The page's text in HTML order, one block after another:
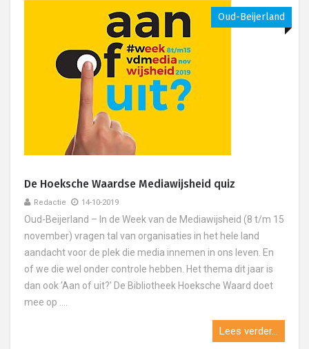
Oud-Beijerland
De Hoeksche Waardse Mediawijsheid quiz
Redactie 14-10-2019
Oud-Beijerland – In de Week van de Mediawijsheid (8 t/m 15
november) vragen tal van organisaties in het hele land
aandacht voor de plek die media innemen in ons leven. En
of we die wel onder controle hebben. Het thema dit jaar is
dan ook ‘Aan of uit?’ De Bibliotheek Hoeksche Waard doet
mee op ....
Lees verder...